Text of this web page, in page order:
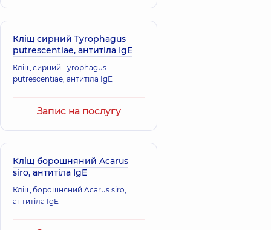
Кліщ сирний Tyrophagus
putrescentiae, антитіла IgE
Кліщ сирний Tyrophagus
putrescentiae, антитіла IgE
Запис на послугу
Кліщ борошняний Acarus
siro, антитіла IgE
Кліщ борошняний Acarus siro,
антитіла IgE